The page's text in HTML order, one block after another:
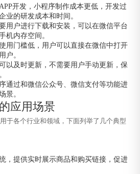
开发，小程序制作成本更低，开发过
业的研发成本和时间。
用户进行下载和安装，可以在微信平台
机内存空间。
用门槛低，用户可以直接在微信中打开
户。
以及时更新，不需要用户手动更新，保
通过和微信公众号、微信支付等功能进
景。
应用场景
于各个行业和领域，下面列举了几个典型
，提供实时展示商品和购买链接，促进